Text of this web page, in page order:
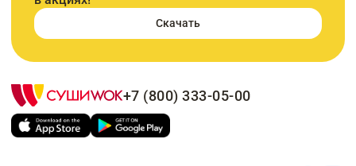
Скачать
+7 (800) 333-05-00